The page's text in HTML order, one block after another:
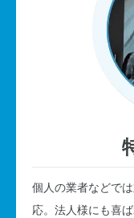
個人の業者などで
応。法人様にも喜